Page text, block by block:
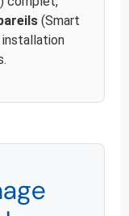
(Smart
installation